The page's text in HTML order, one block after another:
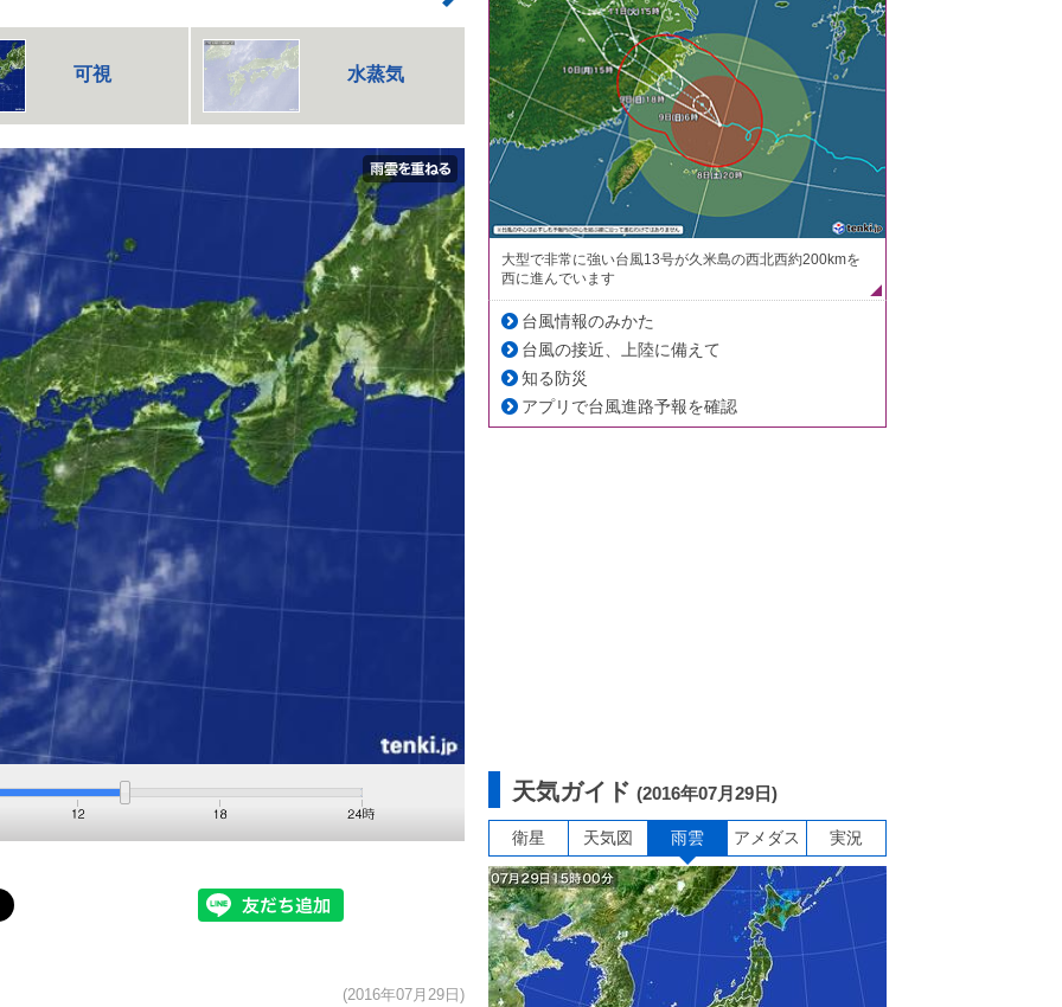
可視 水蒸気
(2016年07月29日)
大型で非常に強い台風13号が久米島の西北西約200kmを
西に進んでいます
台風情報のみかた
台風の接近、上陸に備えて
知る防災
アプリで台風進路予報を確認
天気ガイド (2016年07月29日)
衛星 天気図 雨雲 アメダス 実況